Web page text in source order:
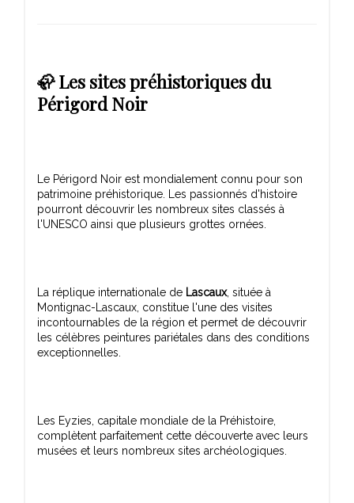
🦣 Les sites préhistoriques du
Périgord Noir
Le Périgord Noir est mondialement connu pour son
patrimoine préhistorique. Les passionnés d'histoire
pourront découvrir les nombreux sites classés à
La réplique internationale de Lascaux, située à
Montignac-Lascaux, constitue l'une des visites
incontournables de la région et permet de découvrir
les célèbres peintures pariétales dans des conditions
Les Eyzies, capitale mondiale de la Préhistoire,
complètent parfaitement cette découverte avec leurs